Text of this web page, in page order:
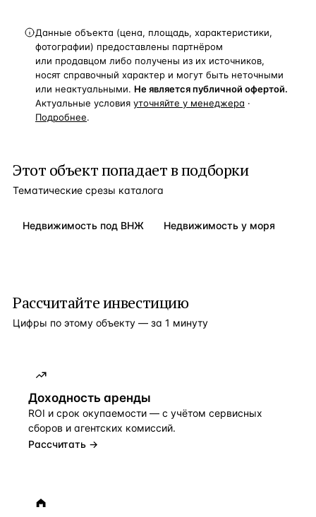
Данные объекта (цена, площадь, характеристики,
фотографии) предоставлены партнёром
или продавцом либо получены из их источников,
носят справочный характер и могут быть неточными
или неактуальными. Не является публичной офертой.
Актуальные условия уточняйте у менеджера ·
Подробнее.
Этот объект попадает в подборки
Тематические срезы каталога
Недвижимость под ВНЖ Недвижимость у моря
Рассчитайте инвестицию
Цифры по этому объекту — за 1 минуту
Доходность аренды
ROI и срок окупаемости — с учётом сервисных
сборов и агентских комиссий.
Рассчитать →